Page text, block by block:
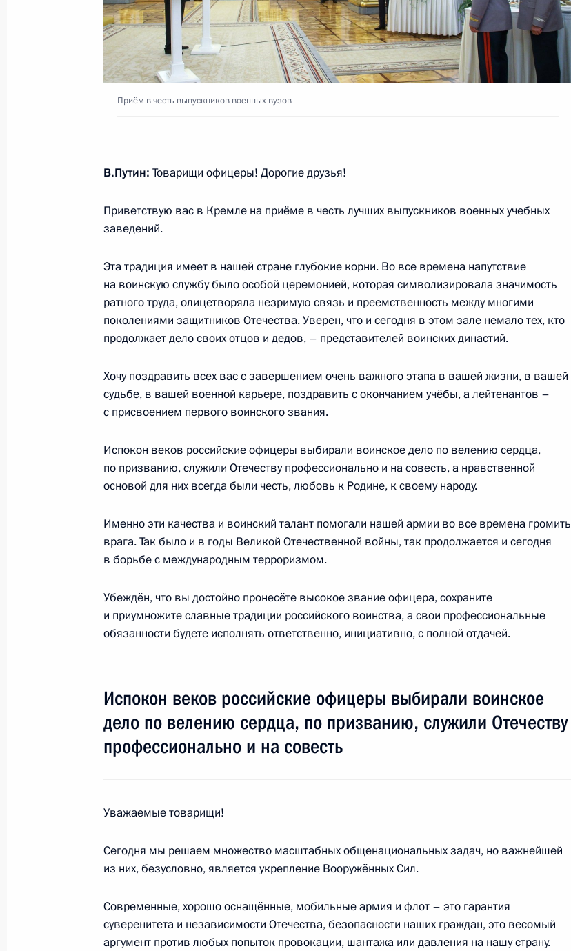
Рабочая встреча с главой ФАС Игорем Артемьевым
1 июля 2016 года, 12:40 Москва, Кремль
3
Олландом
национальной безопасности России и защите граждан России
от преступных и иных противоправных действий и о применении
специальных экономических мер в отношении Турции
30 июня 2016 года, 18:30
Встреча с президентом общероссийской общественной
организации «Деловая Россия» Алексеем Репиком
Федерации
30 июня 2016 года, 14:10 Москва
Образован Совет при Президенте по стратегическому развитию
и приоритетным проектам
29 июня 2016 года, среда
Совещание с членами Правительства
Эрдоганом
29 июня 2016 года, 14:10
Посещение Немецкой школы при посольстве Германии
Приём в честь выпускников военных вузов
В.Путин: Товарищи офицеры! Дорогие друзья!
Приветствую вас в Кремле на приёме в честь лучших выпускников военных учебных
заведений.
Эта традиция имеет в нашей стране глубокие корни. Во все времена напутствие
на воинскую службу было особой церемонией, которая символизировала значимость
ратного труда, олицетворяла незримую связь и преемственность между многими
поколениями защитников Отечества. Уверен, что и сегодня в этом зале немало тех, кто
продолжает дело своих отцов и дедов, – представителей воинских династий.
Хочу поздравить всех вас с завершением очень важного этапа в вашей жизни, в вашей
судьбе, в вашей военной карьере, поздравить с окончанием учёбы, а лейтенантов –
с присвоением первого воинского звания.
Испокон веков российские офицеры выбирали воинское дело по велению сердца,
по призванию, служили Отечеству профессионально и на совесть, а нравственной
основой для них всегда были честь, любовь к Родине, к своему народу.
Именно эти качества и воинский талант помогали нашей армии во все времена громить
врага. Так было и в годы Великой Отечественной войны, так продолжается и сегодня
в борьбе с международным терроризмом.
Убеждён, что вы достойно пронесёте высокое звание офицера, сохраните
и приумножите славные традиции российского воинства, а свои профессиональные
обязанности будете исполнять ответственно, инициативно, с полной отдачей.
Испокон веков российские офицеры выбирали воинское
дело по велению сердца, по призванию, служили Отечеству
профессионально и на совесть
Уважаемые товарищи!
Сегодня мы решаем множество масштабных общенациональных задач, но важнейшей
из них, безусловно, является укрепление Вооружённых Сил.
Современные, хорошо оснащённые, мобильные армия и флот – это гарантия
суверенитета и независимости Отечества, безопасности наших граждан, это весомый
аргумент против любых попыток провокации, шантажа или давления на нашу страну.